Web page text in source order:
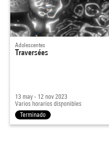
Adolescentes
Traversées
13 may - 12 nov 2023
Varios horarios disponibles
Terminado